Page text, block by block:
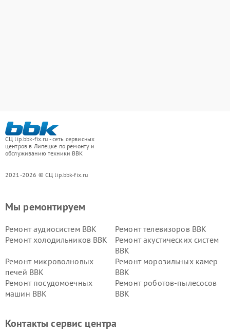
СЦ lip.bbk-fix.ru - сеть сервисных
центров в Липецке по ремонту и
обслуживанию техники BBK
2021-2026 © СЦ lip.bbk-fix.ru
Мы ремонтируем
Ремонт аудиосистем BBK
Ремонт телевизоров BBK
Ремонт холодильников BBK
Ремонт акустических систем
BBK
Ремонт микроволновых
печей BBK
Ремонт морозильных камер
BBK
Ремонт посудомоечных
машин BBK
Ремонт роботов-пылесосов
BBK
Ремонт винных шкафов BBK
Контакты сервис центра